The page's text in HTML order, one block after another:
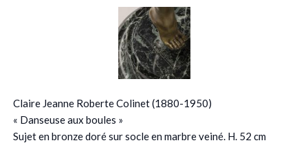
Claire Jeanne Roberte Colinet (1880-1950)
« Danseuse aux boules »
Sujet en bronze doré sur socle en marbre veiné. H. 52 cm